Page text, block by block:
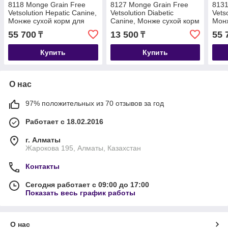
8118 Monge Grain Free
Vetsolution Hepatic Canine,
Монже сухой корм для
собак с заболеваниями
печени, уп. 12кг.
55 700 ₸
Купить
8127 Monge Grain Free
Vetsolution Diabetic
Canine, Монже сухой корм
для собак при диабете,
уп. 2кг.
13 500₸
Купить
55
О нас
97% положительных из 70 отзывов за год
Работает с 18.02.2016
г. Алматы
Жарокова 195, Алматы, Казахстан
Контакты
Сегодня работает с 09:00 до 17:00
Показать весь график работы
О нас